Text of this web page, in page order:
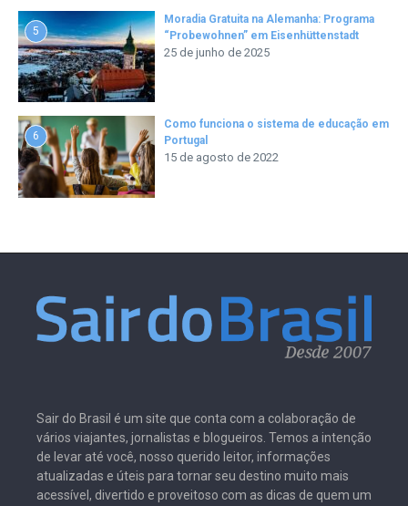
5
Moradia Gratuita na Alemanha: Programa
“Probewohnen” em Eisenhüttenstadt
25 de junho de 2025
6
Como funciona o sistema de educação em
Portugal
15 de agosto de 2022
Sair do Brasil é um site que conta com a colaboração de
vários viajantes, jornalistas e blogueiros. Temos a intenção
de levar até você, nosso querido leitor, informações
atualizadas e úteis para tornar seu destino muito mais
acessível, divertido e proveitoso com as dicas de quem um